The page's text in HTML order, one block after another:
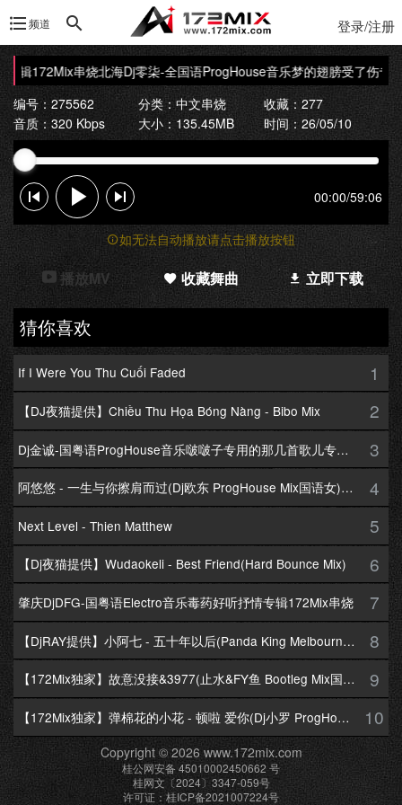
频道 登录/注册
辑172Mix串烧北海Dj零柒-全国语ProgHouse音乐梦的翅膀受了伤专辑
编号：275562
分类：中文串烧
收藏：277
音质：320 Kbps
大小：135.45MB 时间：26/05/10
00:00/59:06
如无法自动播放请点击播放按钮
播放MV 收藏舞曲 立即下载
猜你喜欢
If I Were You Thu Cuối Faded 1
【DJ夜猫提供】Chiều Thu Họa Bóng Nàng - Bibo Mix 2
Dj金诚-国粤语ProgHouse音乐啵啵子专用的那几首歌儿专辑172Mix串烧 3
阿悠悠 - 一生与你擦肩而过(Dj欧东 ProgHouse Mix国语女)Dj小耀修改 4
Next Level - Thien Matthew 5
【Dj夜猫提供】Wudaokeli - Best Friend(Hard Bounce Mix) 6
肇庆DjDFG-国粤语Electro音乐毒药好听抒情专辑172Mix串烧 7
【DjRAY提供】小阿七 - 五十年以后(Panda King Melbourne Mix国语女) 8
【172Mix独家】故意没接&3977(止水&FY鱼 Bootleg Mix国语男) 9
【172Mix独家】弹棉花的小花 - 顿啦 爱你(Dj小罗 ProgHouse Mix国语女)v2 10
Copyright © 2026 www.172mix.com
桂公网安备 45010002450662 号
桂网文〔2024〕3347-059号
许可证：桂ICP备2021007224号